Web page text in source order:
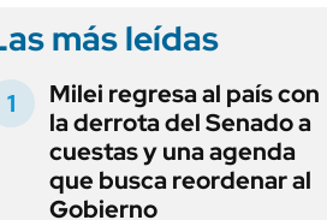
más leídas
Milei regresa al país con
la derrota del Senado a
cuestas y una agenda
que busca reordenar al
Gobierno